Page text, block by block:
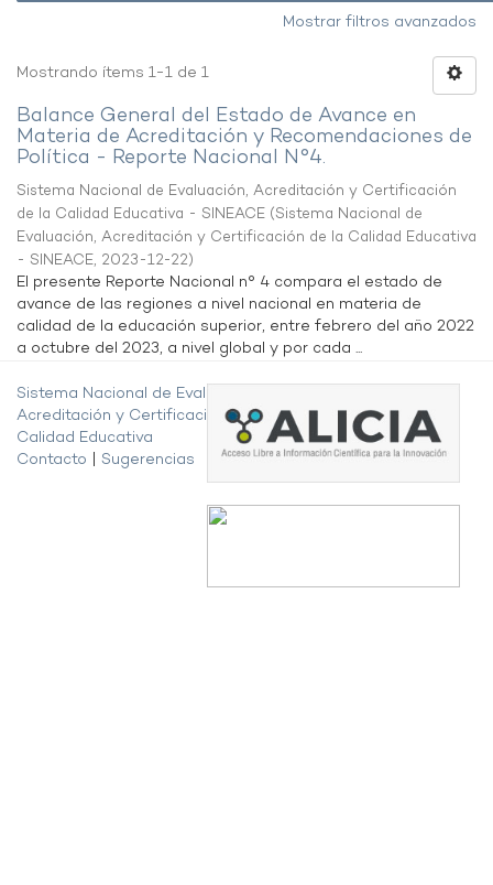
Mostrar filtros avanzados
Mostrando ítems 1-1 de 1
Balance General del Estado de Avance en
Materia de Acreditación y Recomendaciones de
Política - Reporte Nacional N°4.
Sistema Nacional de Evaluación, Acreditación y Certificación
de la Calidad Educativa - SINEACE (Sistema Nacional de
Evaluación, Acreditación y Certificación de la Calidad Educativa
- SINEACE, 2023-12-22)
El presente Reporte Nacional n° 4 compara el estado de
avance de las regiones a nivel nacional en materia de
calidad de la educación superior, entre febrero del año 2022
a octubre del 2023, a nivel global y por cada ...
Sistema Nacional de Evaluación,
Acreditación y Certificación de la
Calidad Educativa
Contacto
Sugerencias